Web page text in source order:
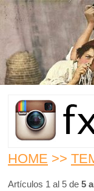
HOME >>
Artículos 1 al 5 de 5